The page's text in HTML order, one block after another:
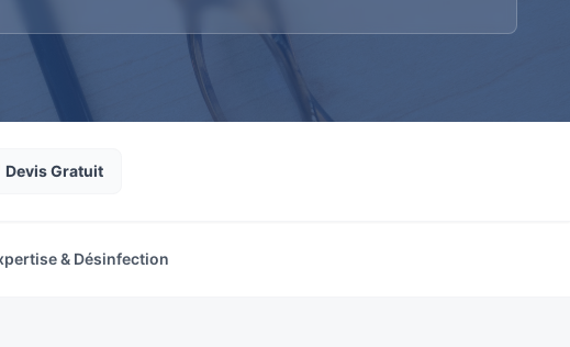
Devis Gratuit
& Désinfection